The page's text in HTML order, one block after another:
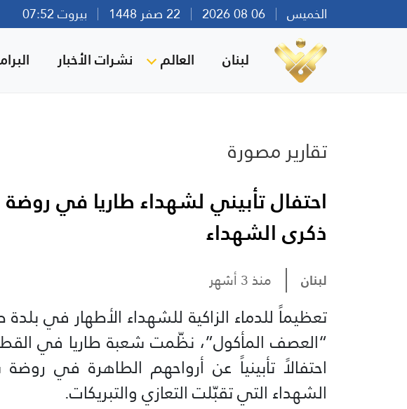
الخميس بيروت 07:52
لبنان العالم نشرات الأخبار
تقارير مصورة
احتفال تأبيني لشهداء طاريا في روضة
ذكرى الشهداء
لبنان منذ 3 أشهر
تعظيماً للدماء الزاكية للشهداء الأطهار في بلدة
“العصف المأكول”، نظّمت شعبة طاريا في
احتفالاً تأبينياً عن أرواحهم الطاهرة في
الشهداء التي تقبّلت التعازي والتبريكات.